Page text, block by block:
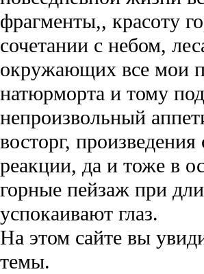
фрагменты,, красоту
сочетании с небом,
окружающих все мои
натюрморта и тому
непроизвольный
восторг,
реакции, да и тоже в
горные пейзаж при
успокаивают глаз.
На этом сайте вы
темы.